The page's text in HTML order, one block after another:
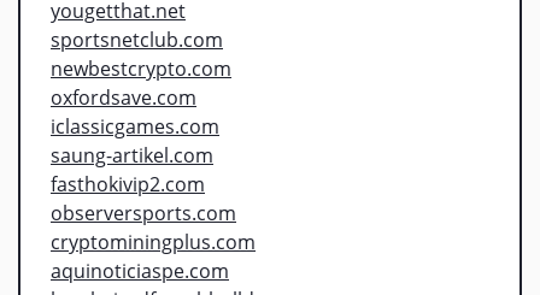
yougetthat.net
sportsnetclub.com
newbestcrypto.com
oxfordsave.com
iclassicgames.com
saung-artikel.com
fasthokivip2.com
observersports.com
cryptominingplus.com
aquinoticiaspe.com